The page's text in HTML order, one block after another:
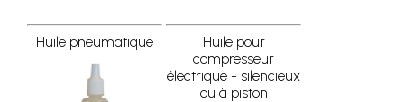
Huile pneumatique
Huile pour
compresseur
électrique - silencieux
ou à piston